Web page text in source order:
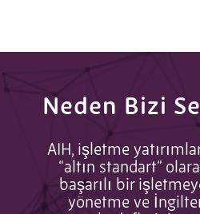
Neden Bizi
AIH, işletme
“altın standart”
başarılı bir
yönetme ve